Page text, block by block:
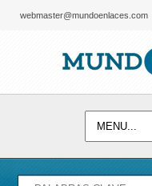
webmaster@mundoenlaces.com